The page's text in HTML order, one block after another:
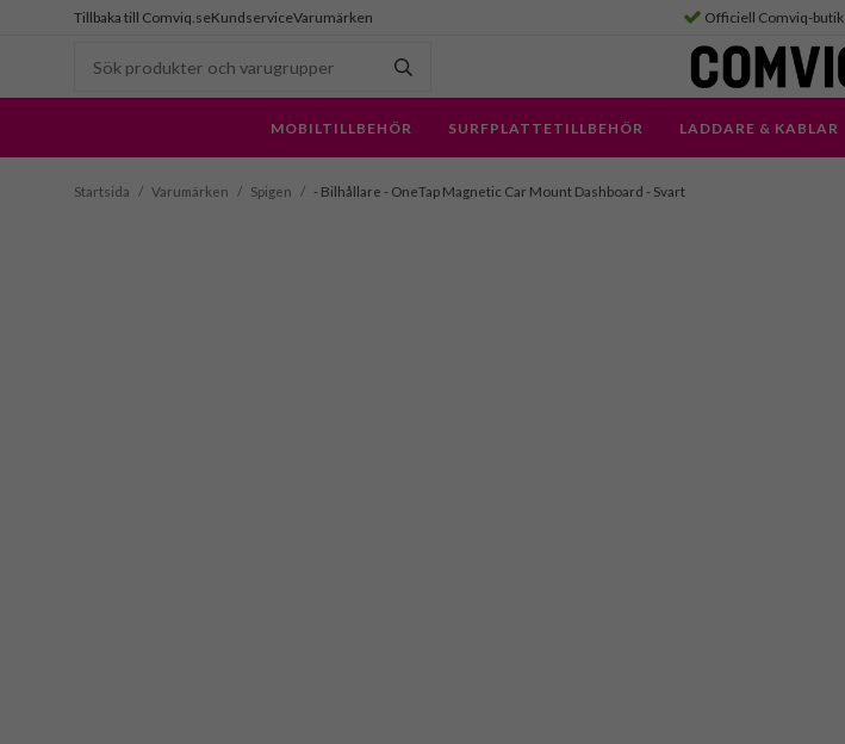
Tillbaka till Comviq.seKundserviceVarumärken Officiell Comviq-butik
MOBILTILLBEHÖR SURFPLATTETILLBEHÖR LADDARE & KABLAR
Startsida / Varumärken / Spigen / - Bilhållare - OneTap Magnetic Car Mount Dashboard - Svart